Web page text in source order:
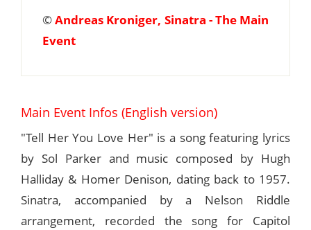
©Andreas Kroniger, Sinatra - The Main
Event
Main Event Infos (English version)
"Tell Her You Love Her" is a song featuring lyrics
by Sol Parker and music composed by Hugh
Halliday & Homer Denison, dating back to 1957.
Sinatra, accompanied by a Nelson Riddle
arrangement, recorded the song for Capitol